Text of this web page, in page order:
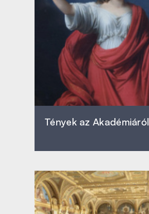
Tények az Akadémiáról